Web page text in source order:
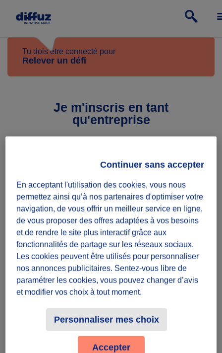
Tu dois être connecté pour
Relever un défi
Je m'inscris en tant
qu'entreprise
Nom du représentant légal
Numéro SIREN
Numéro de téléphone
Email
Confirmation du mot de passe
En acceptant l'utilisation des cookies, vous nous
permettez ainsi qu’à nos partenaires d'optimiser votre
navigation, de vous offrir un meilleur service en ligne,
de vous proposer des offres adaptées à vos besoins
et de rendre le site plus interactif grâce aux
fonctionnalités de partage sur les réseaux sociaux.
Les cookies peuvent être utilisés pour personnaliser
nos annonces publicitaires. Sentez-vous libre de
paramétrer les cookies, vous pouvez changer d’avis
et modifier vos choix à tout moment.
Personnaliser mes choix
Continuer sans accepter
Accepter